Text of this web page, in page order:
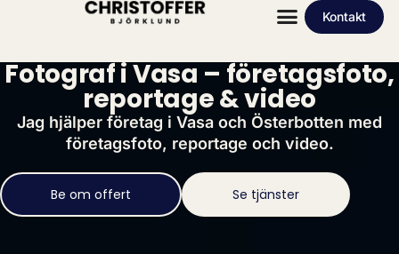
Kontakt
Fotograf i Vasa – företagsfoto,
reportage & video
Jag hjälper företag i Vasa och Österbotten med
företagsfoto, reportage och video.
Be om offert Se tjänster